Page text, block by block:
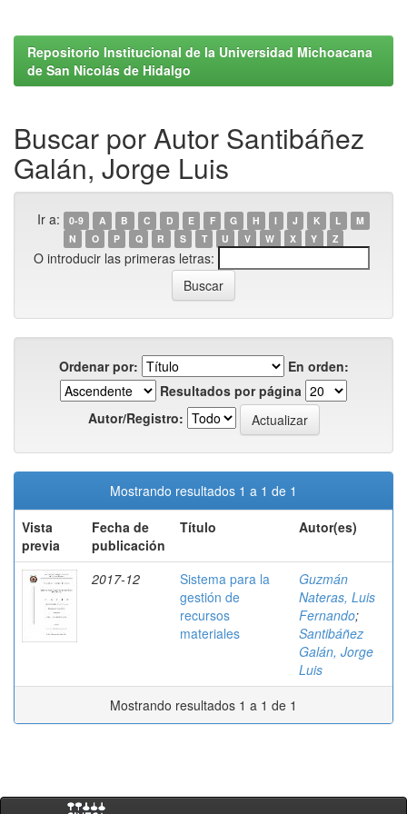
Repositorio Institucional de la Universidad Michoacana
de San Nicolás de Hidalgo
Buscar por Autor Santibáñez
Galán, Jorge Luis
Ir a: 0-9 A B C D E F G H I J K L
M
N
O P Q R S T U V W X Y Z
O introducir las primeras letras:
Ordenar por:
En orden:
Resultados por página
Autor/Registro:
Mostrando resultados 1 a 1 de 1
Vista
previa
Fecha de
publicación
Título Autor(es)
2017-12
Sistema para la
gestión de
recursos
materiales
Guzmán
Nateras, Luis
Fernando;
Santibáñez
Galán, Jorge
Luis
Mostrando resultados 1 a 1 de 1